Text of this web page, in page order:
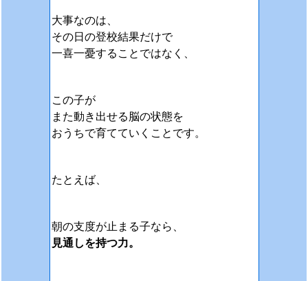
大事なのは、
その日の登校結果だけで
一喜一憂することではなく、
この子が
また動き出せる脳の状態を
おうちで育てていくことです。
たとえば、
朝の支度が止まる子なら、
見通しを持つ力。